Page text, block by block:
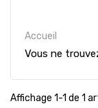
Accueil
Vous ne
Affichage 1-1 de 1